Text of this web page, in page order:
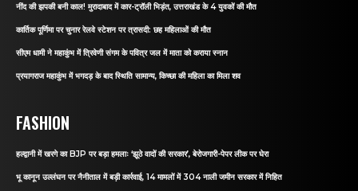
नींद की झपकी बनी काल! मुरादाबाद में कार-ट्रॉली भिड़ंत, उत्तराखंड के 4 युवकों की मौत
कार्तिक पूर्णिमा पर चुनार रेलवे स्टेशन पर त्रासदी: छह महिलाओं की मौत
सीएम धामी ने महाकुंभ में त्रिवेणी संगम के पवित्र जल में माता को कराया स्नान
प्रयागराज महाकुंभ में भगदड़ के बाद स्थिति सामान्य, किच्छा की महिला का मिला शव
FASHION
हल्द्वानी में खरगे का BJP पर बड़ा हमलाः ‘झूठे वादों की सरकार’, बेरोजगारी-पेपर लीक पर घेरा
भू कानून उल्लंघन पर नैनीताल में बड़ी कार्रवाई, 14 मामलों में 304 नाली जमीन सरकार में निहित